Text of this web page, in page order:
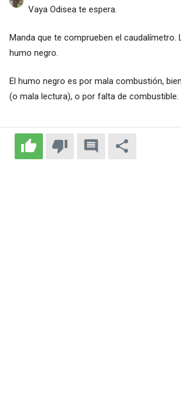
Vaya Odisea te espera.
Manda que te comprueben el caudalímetro.
humo negro.
El humo negro es por mala combustión,
(o mala lectura), o por falta de combustible.